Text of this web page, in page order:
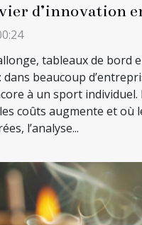
d’innovation
tableaux de bord
dans beaucoup
à un sport
coûts augmente et où
l’analyse...